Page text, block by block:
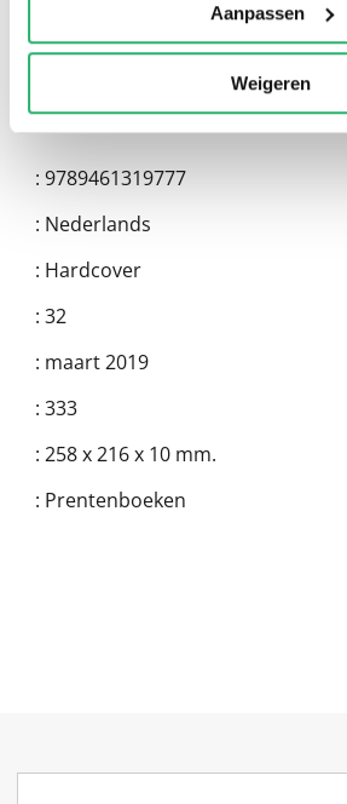
Aanpassen
Weigeren
: 9789461319777
: Nederlands
: Hardcover
: 32
: maart 2019
: 333
: 258 x 216 x 10 mm.
: Prentenboeken